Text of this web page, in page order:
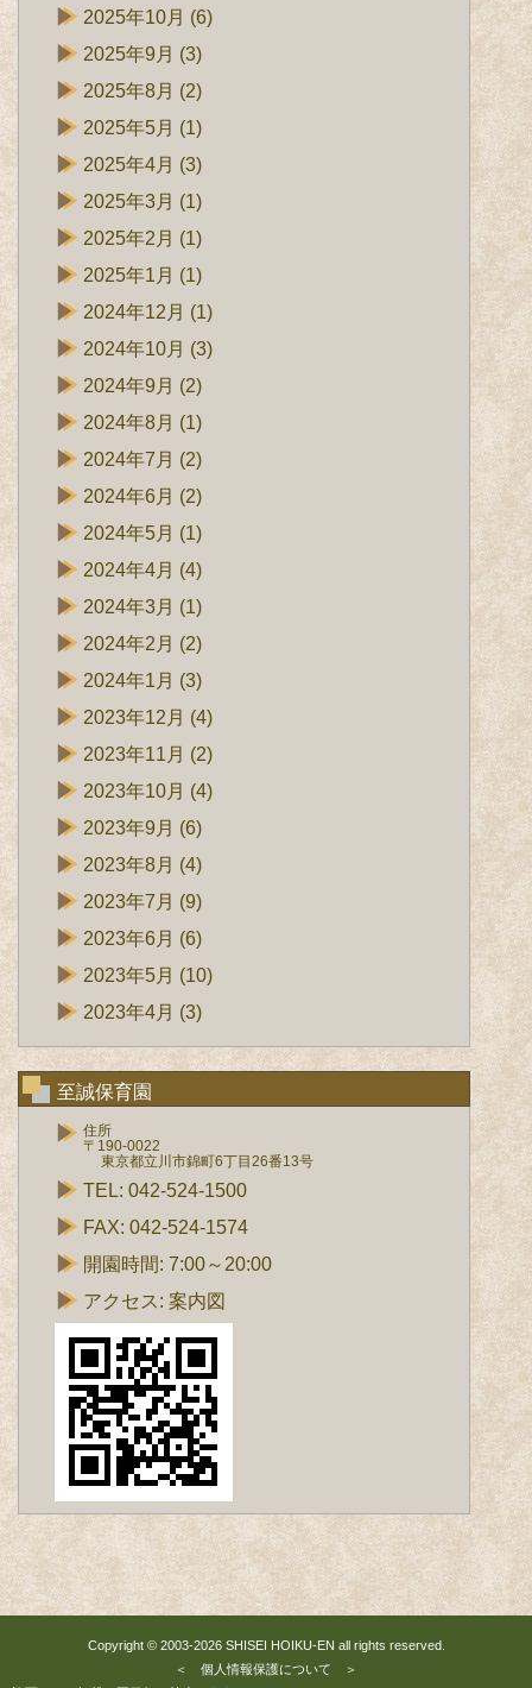
2025年10月 (6)
2025年9月 (3)
2025年8月 (2)
2025年5月 (1)
2025年4月 (3)
2025年3月 (1)
2025年2月 (1)
2025年1月 (1)
2024年12月 (1)
2024年10月 (3)
2024年9月 (2)
2024年8月 (1)
2024年7月 (2)
2024年6月 (2)
2024年5月 (1)
2024年4月 (4)
2024年3月 (1)
2024年2月 (2)
2024年1月 (3)
2023年12月 (4)
2023年11月 (2)
2023年10月 (4)
2023年9月 (6)
2023年8月 (4)
2023年7月 (9)
2023年6月 (6)
2023年5月 (10)
2023年4月 (3)
至誠保育園
住所
〒190-0022
東京都立川市錦町6丁目26番13号
TEL: 042-524-1500
FAX: 042-524-1574
開園時間: 7:00～20:00
アクセス: 案内図
Copyright © 2003-2026 SHISEI HOIKU-EN all rights reserved.
＜ 個人情報保護について ＞